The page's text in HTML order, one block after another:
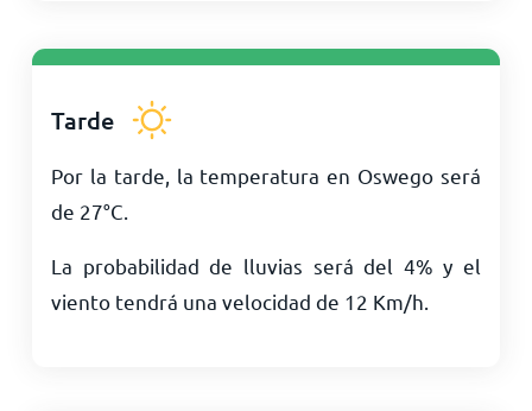
Tarde
Por la tarde, la temperatura en Oswego será
de 27°C
La probabilidad de lluvias será del 4% y el
viento tendrá una velocidad de 12 Km/h